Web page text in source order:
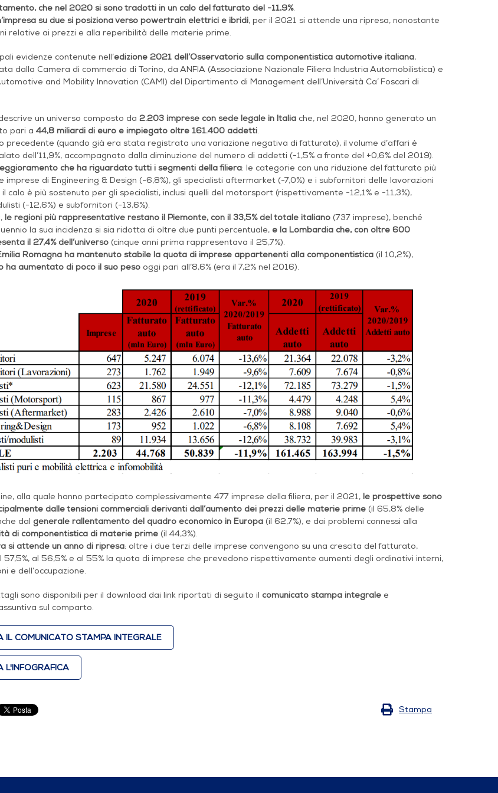
che nel 2020 si sono tradotti in un calo del fatturato del -11,9%.
su due si posiziona verso powertrain elettrici e ibridi, per il 2021 si attende una ripresa, nonostante
relative ai prezzi e alla reperibilità delle materie prime.
evidenze contenute nell’edizione 2021 dell’Osservatorio sulla componentistica automotive italiana,
dalla Camera di commercio di Torino, da ANFIA (Associazione Nazionale Filiera Industria Automobilistica) e
and Mobility Innovation (CAMI) del Dipartimento di Management dell’Università Ca’ Foscari di
un universo composto da 2.203 imprese con sede legale in Italia che, nel 2020, hanno generato un
pari a 44,8 miliardi di euro e impiegato oltre 161.400 addetti.
precedente (quando già era stata registrata una variazione negativa di fatturato), il volume d’affari è
dell’11,9%, accompagnato dalla diminuzione del numero di addetti (-1,5% a fronte del +0,6% del 2019).
che ha riguardato tutti i segmenti della filiera: le categorie con una riduzione del fatturato più
imprese di Engineering & Design (-6,8%), gli specialisti aftermarket (-7,0%) e i subfornitori delle lavorazioni
calo è più sostenuto per gli specialisti, inclusi quelli del motorsport (rispettivamente -12,1% e -11,3%),
(-12,6%) e subfornitori (-13,6%).
le regioni più rappresentative restano il Piemonte, con il 33,5% del totale italiano (737 imprese), benché
la sua incidenza si sia ridotta di oltre due punti percentuale, e la Lombardia che, con oltre 600
il 27,4% dell’universo (cinque anni prima rappresentava il 25,7%).
Romagna ha mantenuto stabile la quota di imprese appartenenti alla componentistica (il 10,2%),
ha aumentato di poco il suo peso oggi pari all’8,6% (era il 7,2% nel 2016).
alla quale hanno partecipato complessivamente 477 imprese della filiera, per il 2021, le prospettive sono
dalle tensioni commerciali derivanti dall’aumento dei prezzi delle materie prime (il 65,8% delle
dal generale rallentamento del quadro economico in Europa (il 62,7%), e dai problemi connessi alla
di componentistica di materie prime (il 44,3%).
si attende un anno di ripresa: oltre i due terzi delle imprese convengono su una crescita del fatturato,
al 56,5% e al 55% la quota di imprese che prevedono rispettivamente aumenti degli ordinativi interni,
e dell’occupazione.
sono disponibili per il download dai link riportati di seguito il comunicato stampa integrale e
sul comparto.
IL COMUNICATO STAMPA INTEGRALE
L'INFOGRAFICA
Stampa